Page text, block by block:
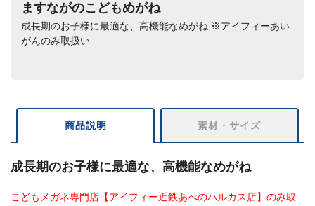
ますながのこどもめがね
成長期のお子様に最適な、高機能なめがね ※アイフィーあい
がんのみ取扱い
商品説明 素材・サイズ
成長期のお子様に最適な、高機能なめがね
こどもメガネ専門店【アイフィー近鉄あべのハルカス店】のみ取